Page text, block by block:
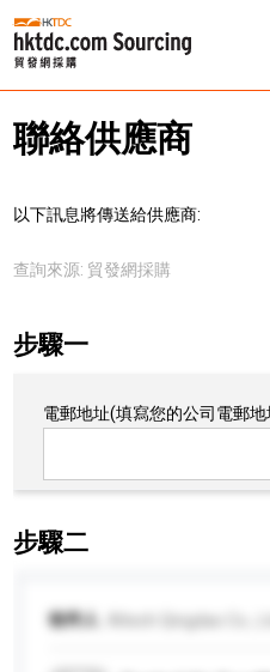
聯絡供應商
以下訊息將傳送給供應商:
查詢來源: 貿發網採購
步驟一
電郵地址(填寫您的公司電郵
步驟二
收件人